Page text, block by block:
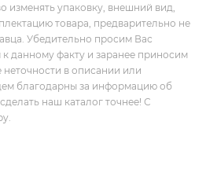
изменять упаковку, внешний вид,
товара, предварительно не
Убедительно просим Вас
данному факту и заранее приносим
в описании или
благодарны за информацию об
наш каталог точнее! С